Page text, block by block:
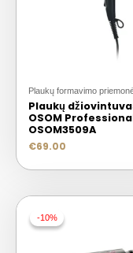
Plaukų formavimo
Plaukų
OSOM
OSOM3509A
€69.00
-10%
-10%